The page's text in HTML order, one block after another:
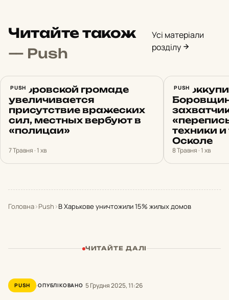
Читайте також
— Push
Усі матеріали
розділу
PUSH
В Боровской громаде
увеличивается
присутствие вражеских
сил, местных вербуют в
«полицаи»
7 Травня · 1 хв
PUSH
На
техники
Осколе
8 Травня · 1 хв
Головна›Push ›В Харькове уничтожили 15% жилых домов
ЧИТАЙТЕ ДАЛІ
PUSH ОПУБЛІКОВАНО 5 Грудня 2025, 11:26